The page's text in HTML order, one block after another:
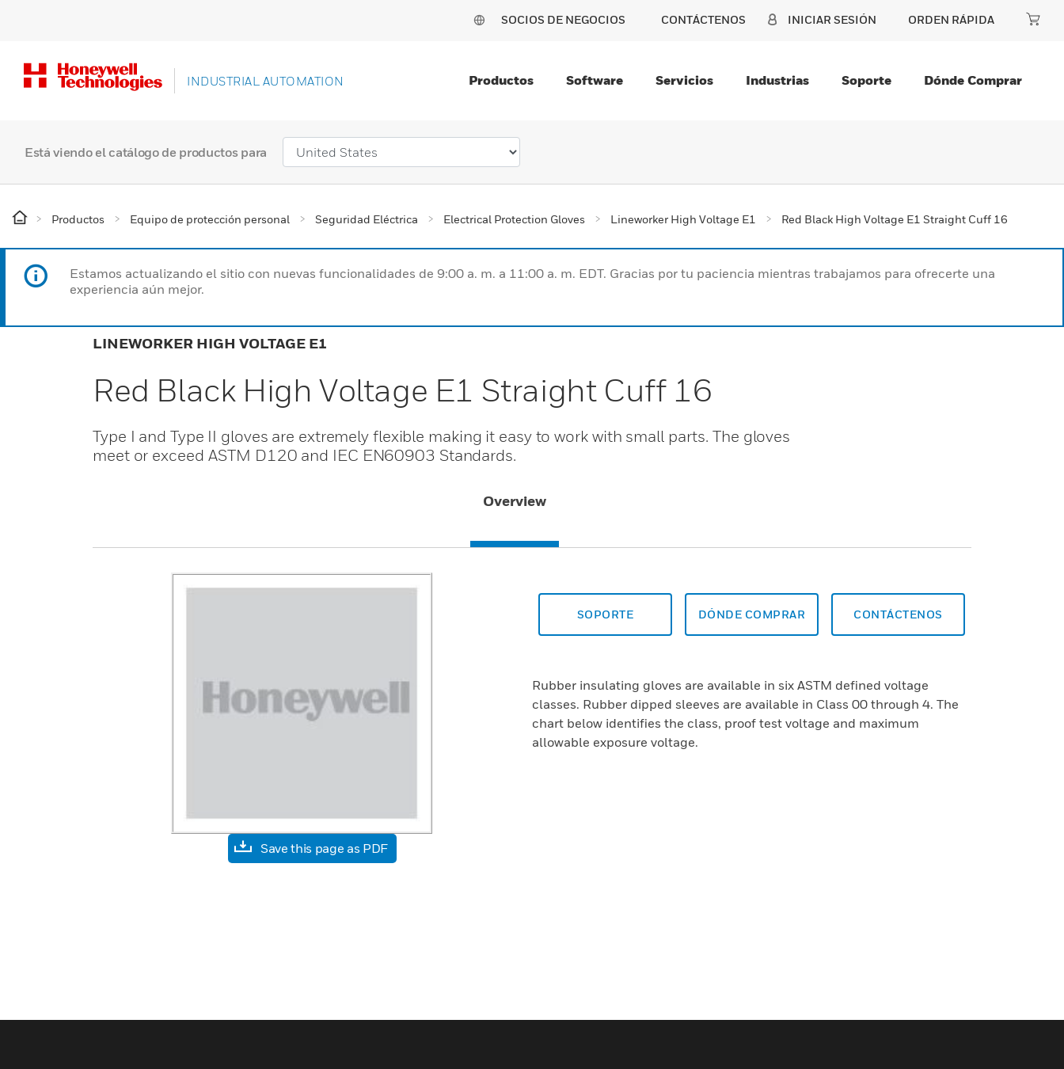
SOCIOS DE NEGOCIOS CONTÁCTENOS INICIAR SESIÓN ORDEN RÁPIDA
INDUSTRIAL AUTOMATION Productos Software Servicios Industrias Soporte Dónde Comprar
Está viendo el catálogo de productos para
Productos Equipo de protección personal Seguridad Eléctrica Electrical Protection Gloves Lineworker High Voltage E1 Red Black High Voltage E1 Straight Cuff 16
Estamos actualizando el sitio con nuevas funcionalidades de 9:00 a. m. a 11:00 a. m. EDT. Gracias por tu paciencia mientras trabajamos para ofrecerte una
experiencia aún mejor.
LINEWORKER HIGH VOLTAGE E1
Red Black High Voltage E1 Straight Cuff 16
Type I and Type II gloves are extremely flexible making it easy to work with small parts. The gloves
meet or exceed ASTM D120 and IEC EN60903 Standards.
Overview
Save this page as PDF
SOPORTE DÓNDE COMPRAR CONTÁCTENOS
Rubber insulating gloves are available in six ASTM defined voltage
classes. Rubber dipped sleeves are available in Class 00 through 4. The
chart below identifies the class, proof test voltage and maximum
allowable exposure voltage.